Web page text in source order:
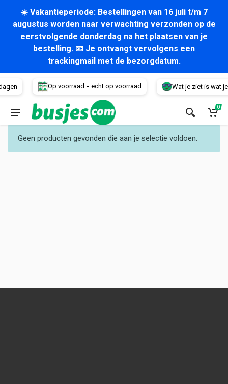
☀️ Vakantieperiode: Bestellingen van 16 juli t/m 7
augustus worden naar verwachting verzonden op de
eerstvolgende donderdag na het plaatsen van je
bestelling. 📧 Je ontvangt vervolgens een
trackingmail met de bezorgdatum.
Op voorraad = echt op voorraad Wat je ziet is wat je
Voertuig
0
Geen producten gevonden die aan je selectie voldoen.